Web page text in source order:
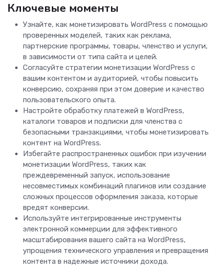
Ключевые моменты
Узнайте, как монетизировать WordPress с помощью
проверенных моделей, таких как реклама,
партнерские программы, товары, членство и услуги,
в зависимости от типа сайта и целей.
Согласуйте стратегии монетизации WordPress с
вашим контентом и аудиторией, чтобы повысить
конверсию, сохраняя при этом доверие и качество
пользовательского опыта.
Настройте обработку платежей в WordPress,
каталоги товаров и подписки для членства с
безопасными транзакциями, чтобы монетизировать
контент на WordPress.
Избегайте распространенных ошибок при изучении
монетизации WordPress, таких как
преждевременный запуск, использование
несовместимых комбинаций плагинов или создание
сложных процессов оформления заказа, которые
вредят конверсии.
Используйте интегрированные инструменты
электронной коммерции для эффективного
масштабирования вашего сайта на WordPress,
упрощения технического управления и превращения
контента в надежные источники дохода.